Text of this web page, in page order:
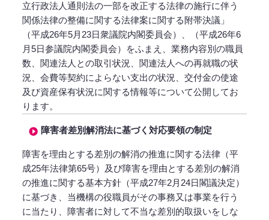
立行政法人通則法の一部を改正する法律の施行に伴う
関係法律の整備に関する法律案に関する附帯決議」
（平成26年5月23日衆議院内閣委員会）、（平成26年6
月5日参議院内閣委員会）をふまえ、業務内容別の職員
数、関連法人との取引状況、関連法人への再就職の状
況、会費等契約によらない支出の状況、交付金の使途
及び資産保有状況に関する情報等について公開してお
ります。
障害者差別解消法に基づく対応要領の制定
障害を理由とする差別の解消の推進に関する法律（平
成25年法律第65号）及び障害を理由とする差別の解消
の推進に関する基本方針（平成27年2月24日閣議決定）
に基づき、当機構の役職員がその事務又は事業を行う
に当たり、障害者に対して不当な差別的取扱いをしな